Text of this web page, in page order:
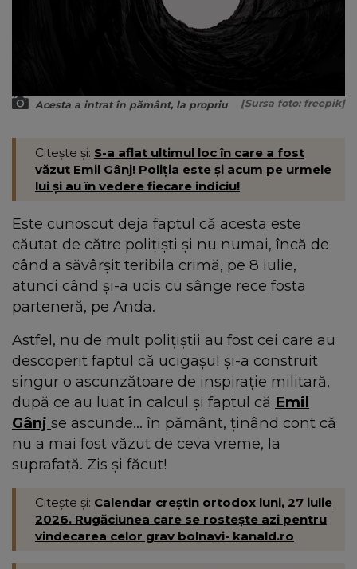
Acesta a intrat în pământ, la propriu [Sursa foto: freepik]
Citește și: S-a aflat ultimul loc în care a fost
văzut Emil Gânj! Poliția este și acum pe urmele
lui și au în vedere fiecare indiciu!
Este cunoscut deja faptul că acesta este
căutat de către polițiști și nu numai, încă de
când a săvârșit teribila crimă, pe 8 iulie,
atunci când și-a ucis cu sânge rece fosta
parteneră, pe Anda.
Astfel, nu de mult polițiștii au fost cei care au
descoperit faptul că ucigașul și-a construit
singur o ascunzătoare de inspirație militară,
după ce au luat în calcul și faptul că Emil
Gânj se ascunde... în pământ, ținând cont că
nu a mai fost văzut de ceva vreme, la
suprafață. Zis și făcut!
Citește și: Calendar creștin ortodox luni, 27 iulie
2026. Rugăciunea care se rostește azi pentru
vindecarea celor grav bolnavi- kanald.ro